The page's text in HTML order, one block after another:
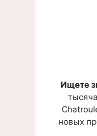
Ищете
новых